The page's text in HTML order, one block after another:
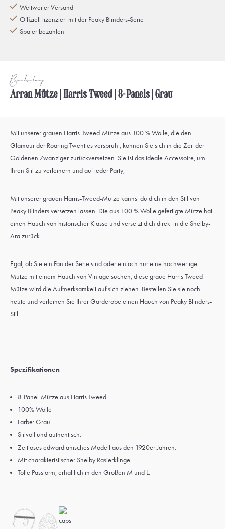
Weltweiter Versand
Offiziell lizenziert mit der Peaky Blinders-Serie
Später bezahlen
Beschreibung
Arran Mütze | Harris Tweed | 8-Panels | Grau
Mit unserer grauen Harris-Tweed-Mütze aus 100 % Wolle, die den
Glamour der Roaring Twenties versprüht, können Sie sich in die Zeit der
Goldenen Zwanziger zurückversetzen. Sie ist das ideale Accessoire, um
Ihren Stil zu verfeinern und auf jeder Party,
Mit unserer grauen Harris-Tweed-Mütze kannst du dich in den Stil von
Peaky Blinders versetzen lassen. Die aus 100 % Wolle gefertigte Mütze hat
einen Hauch von historischer Klasse und versetzt dich direkt in die Shelby-
Ära zurück.
Egal, ob Sie ein Fan der Serie sind oder einfach nur eine hochwertige
Mütze mit einem Hauch von Vintage suchen, diese graue Harris Tweed
Mütze wird die Aufmerksamkeit auf sich ziehen. Bestellen Sie sie noch
heute und verleihen Sie Ihrer Garderobe einen Hauch von Peaky Blinders-
Stil.
Spezifikationen
8-Panel-Mütze aus Harris Tweed
100% Wolle
Farbe: Grau
Stilvoll und authentisch.
Zeitloses edwardianisches Modell aus den 1920er Jahren.
Mit charakteristischer Shelby Rasierklinge.
Tolle Passform, erhältlich in den Größen M und L.